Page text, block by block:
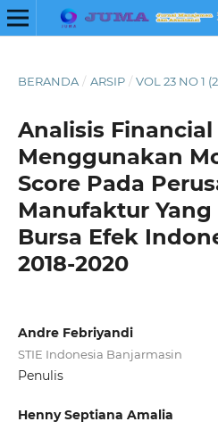
BERANDA / ARSIP / VOL 23 NO 1
Analisis Financial
Menggunakan
Score Pada
Manufaktur Yang
Bursa Efek
2018-2020
Andre Febriyandi
STIE Indonesia Banjarmasin
Penulis
Henny Septiana Amalia